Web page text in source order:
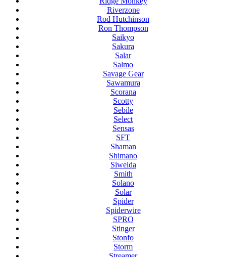
Riverzone
Rod Hutchinson
Ron Thompson
Saikyo
Sakura
Salar
Salmo
Savage Gear
Sawamura
Scorana
Scotty
Sebile
Select
Sensas
SFT
Shaman
Shimano
Siweida
Smith
Solano
Solar
Spider
Spiderwire
SPRO
Stinger
Stonfo
Storm